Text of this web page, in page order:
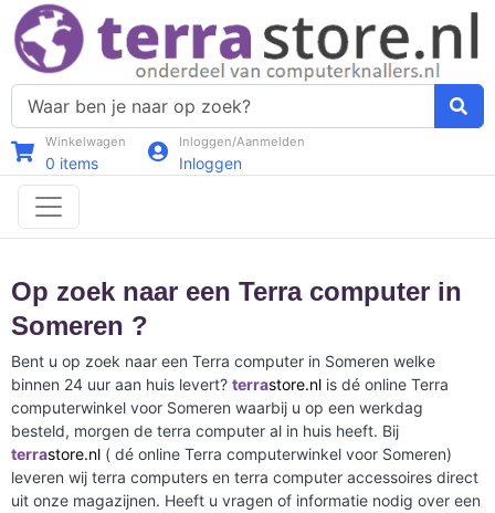
Winkelwagen
0 items
Inloggen/Aanmelden
Inloggen
Op zoek naar een Terra computer in
Someren ?
Bent u op zoek naar een Terra computer in Someren welke
binnen 24 uur aan huis levert? terrastore.nl is dé online Terra
computerwinkel voor Someren waarbij u op een werkdag
besteld, morgen de terra computer al in huis heeft. Bij
terrastore.nl ( dé online Terra computerwinkel voor Someren)
leveren wij terra computers en terra computer accessoires direct
uit onze magazijnen. Heeft u vragen of informatie nodig over een